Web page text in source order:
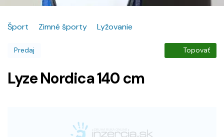
Šport Zimné športy Lyžovanie
Predaj Topovať
Lyze Nordica 140 cm